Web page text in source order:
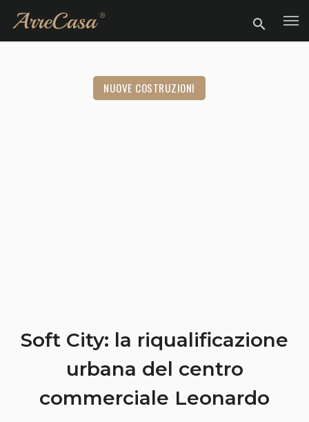
NUOVE COSTRUZIONI
Soft City: la riqualificazione
urbana del centro
commerciale Leonardo